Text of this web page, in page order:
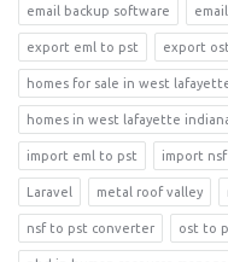
email backup software
export eml to pst export
homes for sale in west
homes in west lafayette
import eml to pst import
Laravel metal roof valley
nsf to pst converter ost to